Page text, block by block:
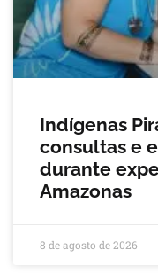
Indígenas
consultas e
durante
Amazonas
8 de agosto de 2026